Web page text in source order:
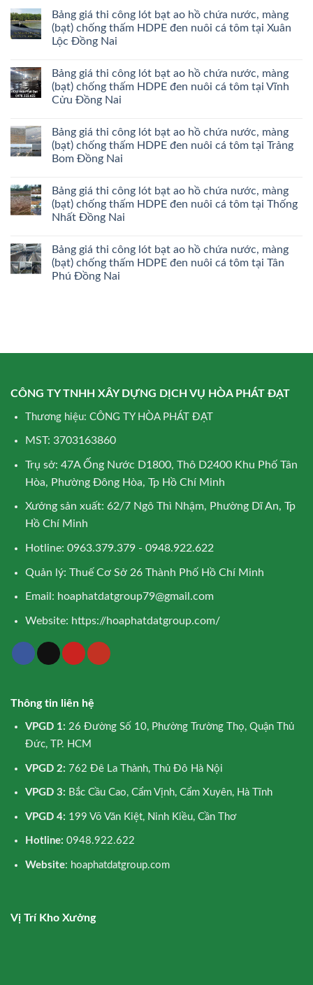
Bảng giá thi công lót bạt ao hồ chứa nước, màng
(bạt) chống thấm HDPE đen nuôi cá tôm tại Xuân
Lộc Đồng Nai
Bảng giá thi công lót bạt ao hồ chứa nước, màng
(bạt) chống thấm HDPE đen nuôi cá tôm tại Vĩnh
Cửu Đồng Nai
Bảng giá thi công lót bạt ao hồ chứa nước, màng
(bạt) chống thấm HDPE đen nuôi cá tôm tại Trảng
Bom Đồng Nai
Bảng giá thi công lót bạt ao hồ chứa nước, màng
(bạt) chống thấm HDPE đen nuôi cá tôm tại Thống
Nhất Đồng Nai
Bảng giá thi công lót bạt ao hồ chứa nước, màng
(bạt) chống thấm HDPE đen nuôi cá tôm tại Tân
Phú Đồng Nai
CÔNG TY TNHH XÂY DỰNG DỊCH VỤ HÒA PHÁT ĐẠT
Thương hiệu: CÔNG TY HÒA PHÁT ĐẠT
MST: 3703163860
Trụ sở: 47A Ống Nước D1800, Thô D2400 Khu Phố Tân
Hòa, Phường Đông Hòa, Tp Hồ Chí Minh
Xưởng sản xuất: 62/7 Ngô Thì Nhậm, Phường Dĩ An, Tp
Hồ Chí Minh
Hotline: 0963.379.379 - 0948.922.622
Quản lý: Thuế Cơ Sở 26 Thành Phố Hồ Chí Minh
Email: hoaphatdatgroup79@gmail.com
Website: https://hoaphatdatgroup.com/
Thông tin liên hệ
VPGD 1: 26 Đường Số 10, Phường Trường Thọ, Quận Thủ
Đức, TP. HCM
VPGD 2: 762 Đê La Thành, Thủ Đô Hà Nội
VPGD 3: Bắc Cầu Cao, Cẩm Vịnh, Cẩm Xuyên, Hà Tĩnh
VPGD 4: 199 Võ Văn Kiệt, Ninh Kiều, Cần Thơ
Hotline: 0948.922.622
Website: hoaphatdatgroup.com
Vị Trí Kho Xưởng